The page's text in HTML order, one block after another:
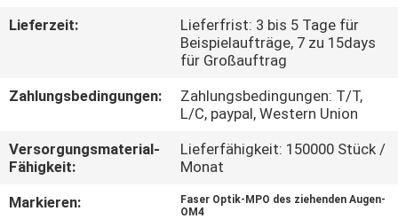
TRETEN
MIT
IN
VERBINDUNG
Lieferzeit:
Lieferfrist: 3 bis 5 Tage für
Beispielaufträge, 7 zu 15days
für Großauftrag
Zahlungsbedingungen:
Zahlungsbedingungen: T/T,
L/C, paypal, Western Union
Versorgungsmaterial-
Fähigkeit:
Lieferfähigkeit: 150000 Stück /
Monat
Markieren:
Faser Optik-MPO des ziehenden Augen-
OM4